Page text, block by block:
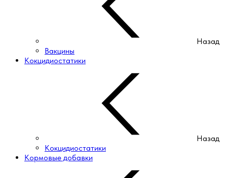
Назад
Вакцины
Кокцидиостатики
Назад
Кокцидиостатики
Кормовые добавки